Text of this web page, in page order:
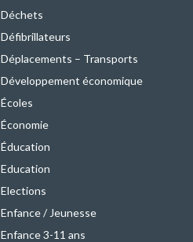
Déchets
Défibrillateurs
Déplacements – Transports
Développement économique
Écoles
Économie
Éducation
Education
Elections
Enfance / Jeunesse
Enfance 3-11 ans